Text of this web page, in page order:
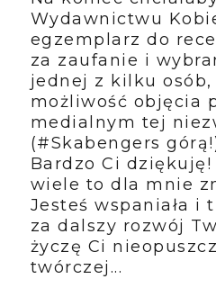
Wydawnictwu
egzemplarz do
za zaufanie i
jednej z kilku
możliwość objęcia
medialnym tej
(#Skabengers
Bardzo Ci
wiele to dla mnie
Jesteś wspaniała i
za dalszy rozwój
życzę Ci
twórczej...